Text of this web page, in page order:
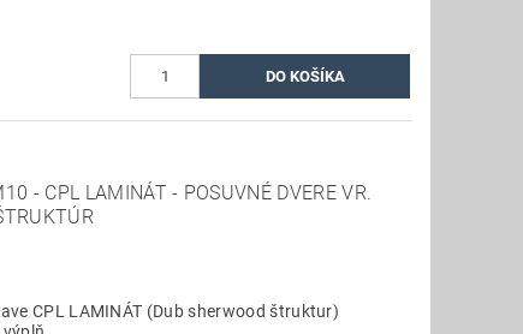
- CPL LAMINÁT - POSUVNÉ DVERE VR.
CPL LAMINÁT (Dub sherwood štruktur)